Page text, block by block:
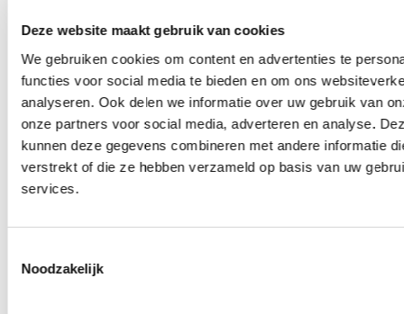
Deze website maakt gebruik van cookies
We gebruiken cookies om content en advertenties te
functies voor social media te bieden en om ons
analyseren. Ook delen we informatie over uw gebruik van
onze partners voor social media, adverteren en analyse.
kunnen deze gegevens combineren met andere informatie
verstrekt of die ze hebben verzameld op basis van uw
services.
Noodzakelijk